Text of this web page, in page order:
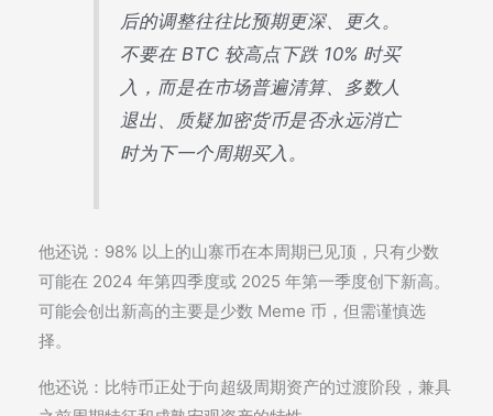
后的调整往往比预期更深、更久。
不要在 BTC 较高点下跌 10% 时买
入，而是在市场普遍清算、多数人
退出、质疑加密货币是否永远消亡
时为下一个周期买入。
他还说：98% 以上的山寨币在本周期已见顶，只有少数
可能在 2024 年第四季度或 2025 年第一季度创下新高。
可能会创出新高的主要是少数 Meme 币，但需谨慎选
择。
他还说：比特币正处于向超级周期资产的过渡阶段，兼具